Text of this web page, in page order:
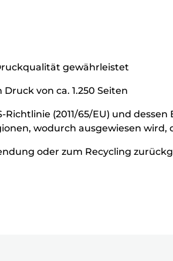
gewährleistet
von ca. 1.250 Seiten
(2011/65/EU) und
wodurch ausgewiesen
oder zum Recycling